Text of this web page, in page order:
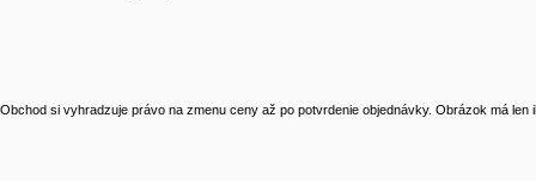
Obchod si vyhradzuje právo na zmenu ceny až po potvrdenie objednávky. Obrázok má len